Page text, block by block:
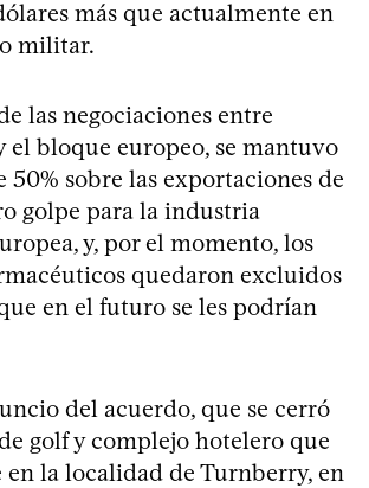
más que actualmente en
militar.
las negociaciones entre
el bloque europeo, se mantuvo
50% sobre las exportaciones de
golpe para la industria
y, por el momento, los
quedaron excluidos
en el futuro se les podrían
del acuerdo, que se cerró
golf y complejo hotelero que
en la localidad de Turnberry, en